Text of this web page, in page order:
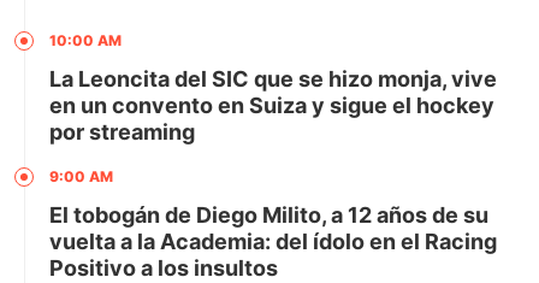
10:00 AM
La Leoncita del SIC que se hizo monja, vive
en un convento en Suiza y sigue el hockey
por streaming
9:00 AM
El tobogán de Diego Milito, a 12 años de su
vuelta a la Academia: del ídolo en el Racing
Positivo a los insultos